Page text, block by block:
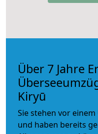
Über 7 Jahre
Kiryū
Sie stehen vor
und haben bereits